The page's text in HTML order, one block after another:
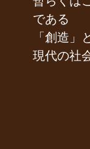
である
「創造」
現代の社